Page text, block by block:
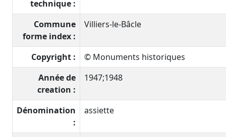
technique :
Commune
forme index :
Villiers-le-Bâcle
Copyright :
© Monuments historiques
Année de
creation :
1947;1948
Dénomination
:
assiette